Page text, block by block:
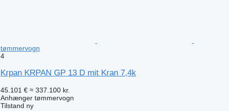
tømmervogn
4
Krpan KRPAN GP 13 D mit Kran 7,4k
45.101 € ≈ 337.100 kr.
Anhænger tømmervogn
Tilstand ny